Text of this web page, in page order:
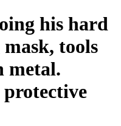
his hard
tools
metal.
protective